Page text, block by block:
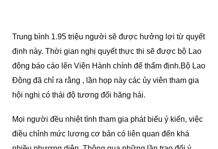
Trung bình 1.95 triệu người sẽ được hưởng lợi từ quyết
định này. Thời gian nghị quyết thực thi sẽ được bộ Lao
động báo cáo lên Viện Hành chính để thẩm định.Bộ Lao
Động đã chỉ ra rằng , lần họp này các ủy viên tham gia
hội nghị có thái độ tương đối hăng hái.
Mọi người đều nhiệt tình tham gia phát biểu ý kiến, việc
điều chỉnh mức lương cơ bản có liên quan đến khá